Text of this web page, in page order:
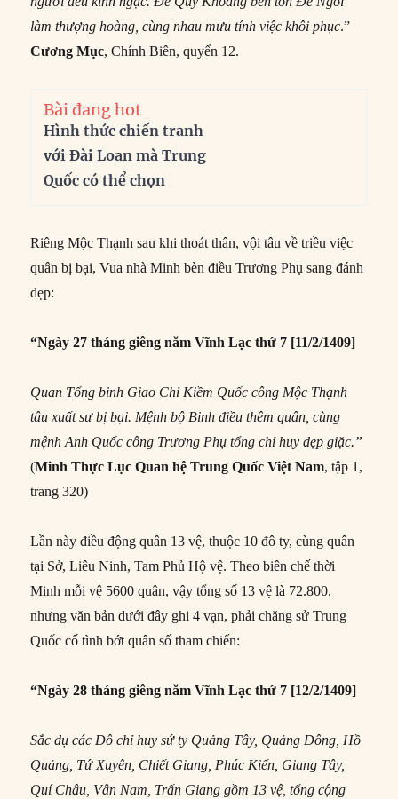
làm thượng hoàng, cùng nhau mưu tính việc khôi phục.”
Cương Mục, Chính Biên, quyển 12.
Bài đang hot
Hình thức chiến tranh
với Đài Loan mà Trung
Quốc có thể chọn
Riêng Mộc Thạnh sau khi thoát thân, vội tâu về triều việc
quân bị bại, Vua nhà Minh bèn điều Trương Phụ sang đánh
dẹp:
“Ngày 27 tháng giêng năm Vĩnh Lạc thứ 7 [11/2/1409]
Quan Tổng binh Giao Chỉ Kiềm Quốc công Mộc Thạnh
tâu xuất sư bị bại. Mệnh bộ Binh điều thêm quân, cùng
mệnh Anh Quốc công Trương Phụ tổng chỉ huy dẹp giặc.”
(Minh Thực Lục Quan hệ Trung Quốc Việt Nam, tập 1,
trang 320)
Lần này điều động quân 13 vệ, thuộc 10 đô ty, cùng quân
tại Sở, Liêu Ninh, Tam Phủ Hộ vệ. Theo biên chế thời
Minh mỗi vệ 5600 quân, vậy tổng số 13 vệ là 72.800,
nhưng văn bản dưới đây ghi 4 vạn, phải chăng sử Trung
Quốc cố tình bớt quân số tham chiến:
“Ngày 28 tháng giêng năm Vĩnh Lạc thứ 7 [12/2/1409]
Sắc dụ các Đô chỉ huy sứ ty Quảng Tây, Quảng Đông, Hồ
Quảng, Tứ Xuyên, Chiết Giang, Phúc Kiến, Giang Tây,
Quí Châu, Vân Nam, Trấn Giang gồm 13 vệ, tổng cộng